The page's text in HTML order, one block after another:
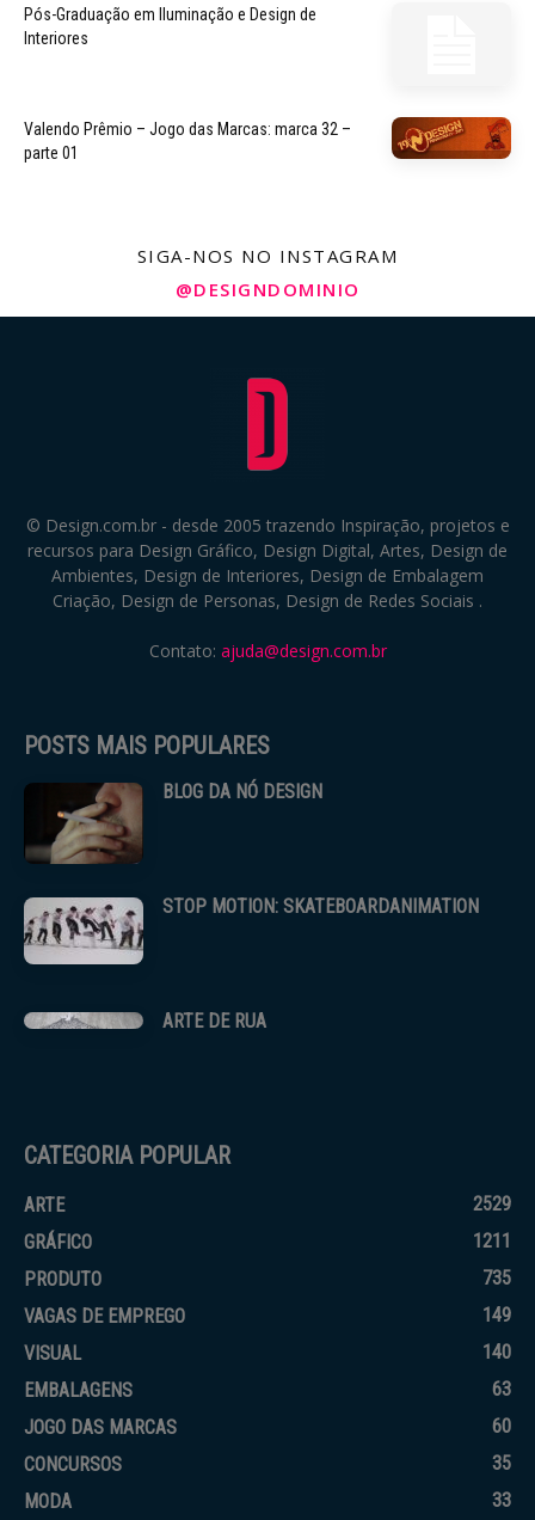
Pós-Graduação em Iluminação e Design de
Interiores
Valendo Prêmio – Jogo das Marcas: marca 32 –
parte 01
SIGA-NOS NO INSTAGRAM
@DESIGNDOMINIO
© Design.com.br - desde 2005 trazendo Inspiração, projetos e
recursos para Design Gráfico, Design Digital, Artes, Design de
Ambientes, Design de Interiores, Design de Embalagem
Criação, Design de Personas, Design de Redes Sociais .
Contato: ajuda@design.com.br
POSTS MAIS POPULARES
BLOG DA NÓ DESIGN
STOP MOTION: SKATEBOARDANIMATION
ARTE DE RUA
CATEGORIA POPULAR
ARTE
2529
GRÁFICO
1211
PRODUTO
735
VAGAS DE EMPREGO
149
VISUAL
140
EMBALAGENS
63
JOGO DAS MARCAS
60
CONCURSOS
35
MODA
33